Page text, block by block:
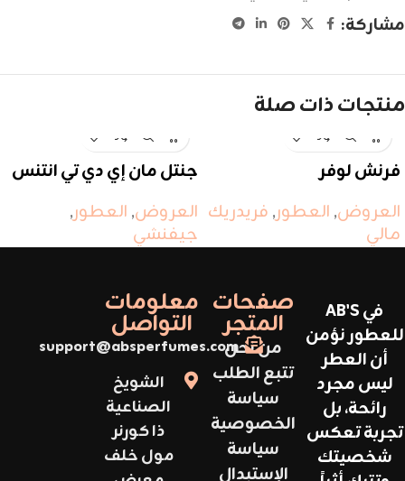
مشاركة:
منتجات ذات صلة
فرنش لوفر
العروض, العطور, فريدريك
مالي
جنتل مان إي دي تي انتنس
العروض, العطور,
جيفنشي
في AB'S
للعطور نؤمن
أن العطر
ليس مجرد
رائحة، بل
تجربة تعكس
شخصيتك
صفحات
المتجر
من نحن
تتبع الطلب
سياسة
الخصوصية
سياسة
الإستبدال
معلومات
التواصل
support@absperfumes.com
الشويخ
الصناعية
ذا كورنر
مول خلف